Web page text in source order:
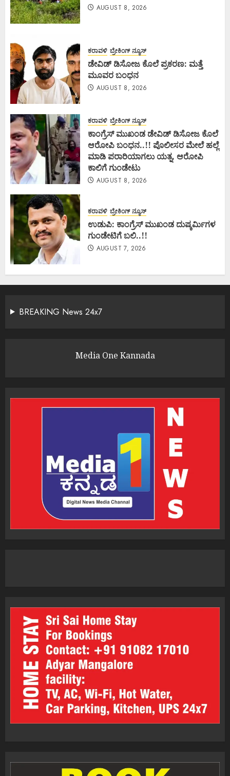
AUGUST 8, 2026
ಕರಾವಳಿ ಬ್ರೇಕಿಂಗ್ ನ್ಯೂಸ್
ಡೇವಿಡ್ ಡಿಸೋಜ ಕೊಲೆ ಪ್ರಕರಣ: ಮತ್ತೆ
ಮೂವರ ಬಂಧನ
AUGUST 8, 2026
ಕರಾವಳಿ ಬ್ರೇಕಿಂಗ್ ನ್ಯೂಸ್
ಕಾಂಗ್ರೆಸ್ ಮುಖಂಡ ಡೇವಿಡ್ ಡಿಸೋಜ ಕೊಲೆ
ಆರೋಪಿ ಬಂಧನ..!! ಪೊಲೀಸರ ಮೇಲೆ ಹಲ್ಲೆ
ಮಾಡಿ ಪರಾರಿಯಾಗಲು ಯತ್ನ, ಆರೋಪಿ
ಕಾಲಿಗೆ ಗುಂಡೇಟು
AUGUST 8, 2026
ಕರಾವಳಿ ಬ್ರೇಕಿಂಗ್ ನ್ಯೂಸ್
ಉಡುಪಿ: ಕಾಂಗ್ರೆಸ್ ಮುಖಂಡ ದುಷ್ಕರ್ಮಿಗಳ
ಗುಂಡೇಟಿಗೆ ಬಲಿ..!!
AUGUST 7, 2026
BREAKING News 24x7
Media One Kannada